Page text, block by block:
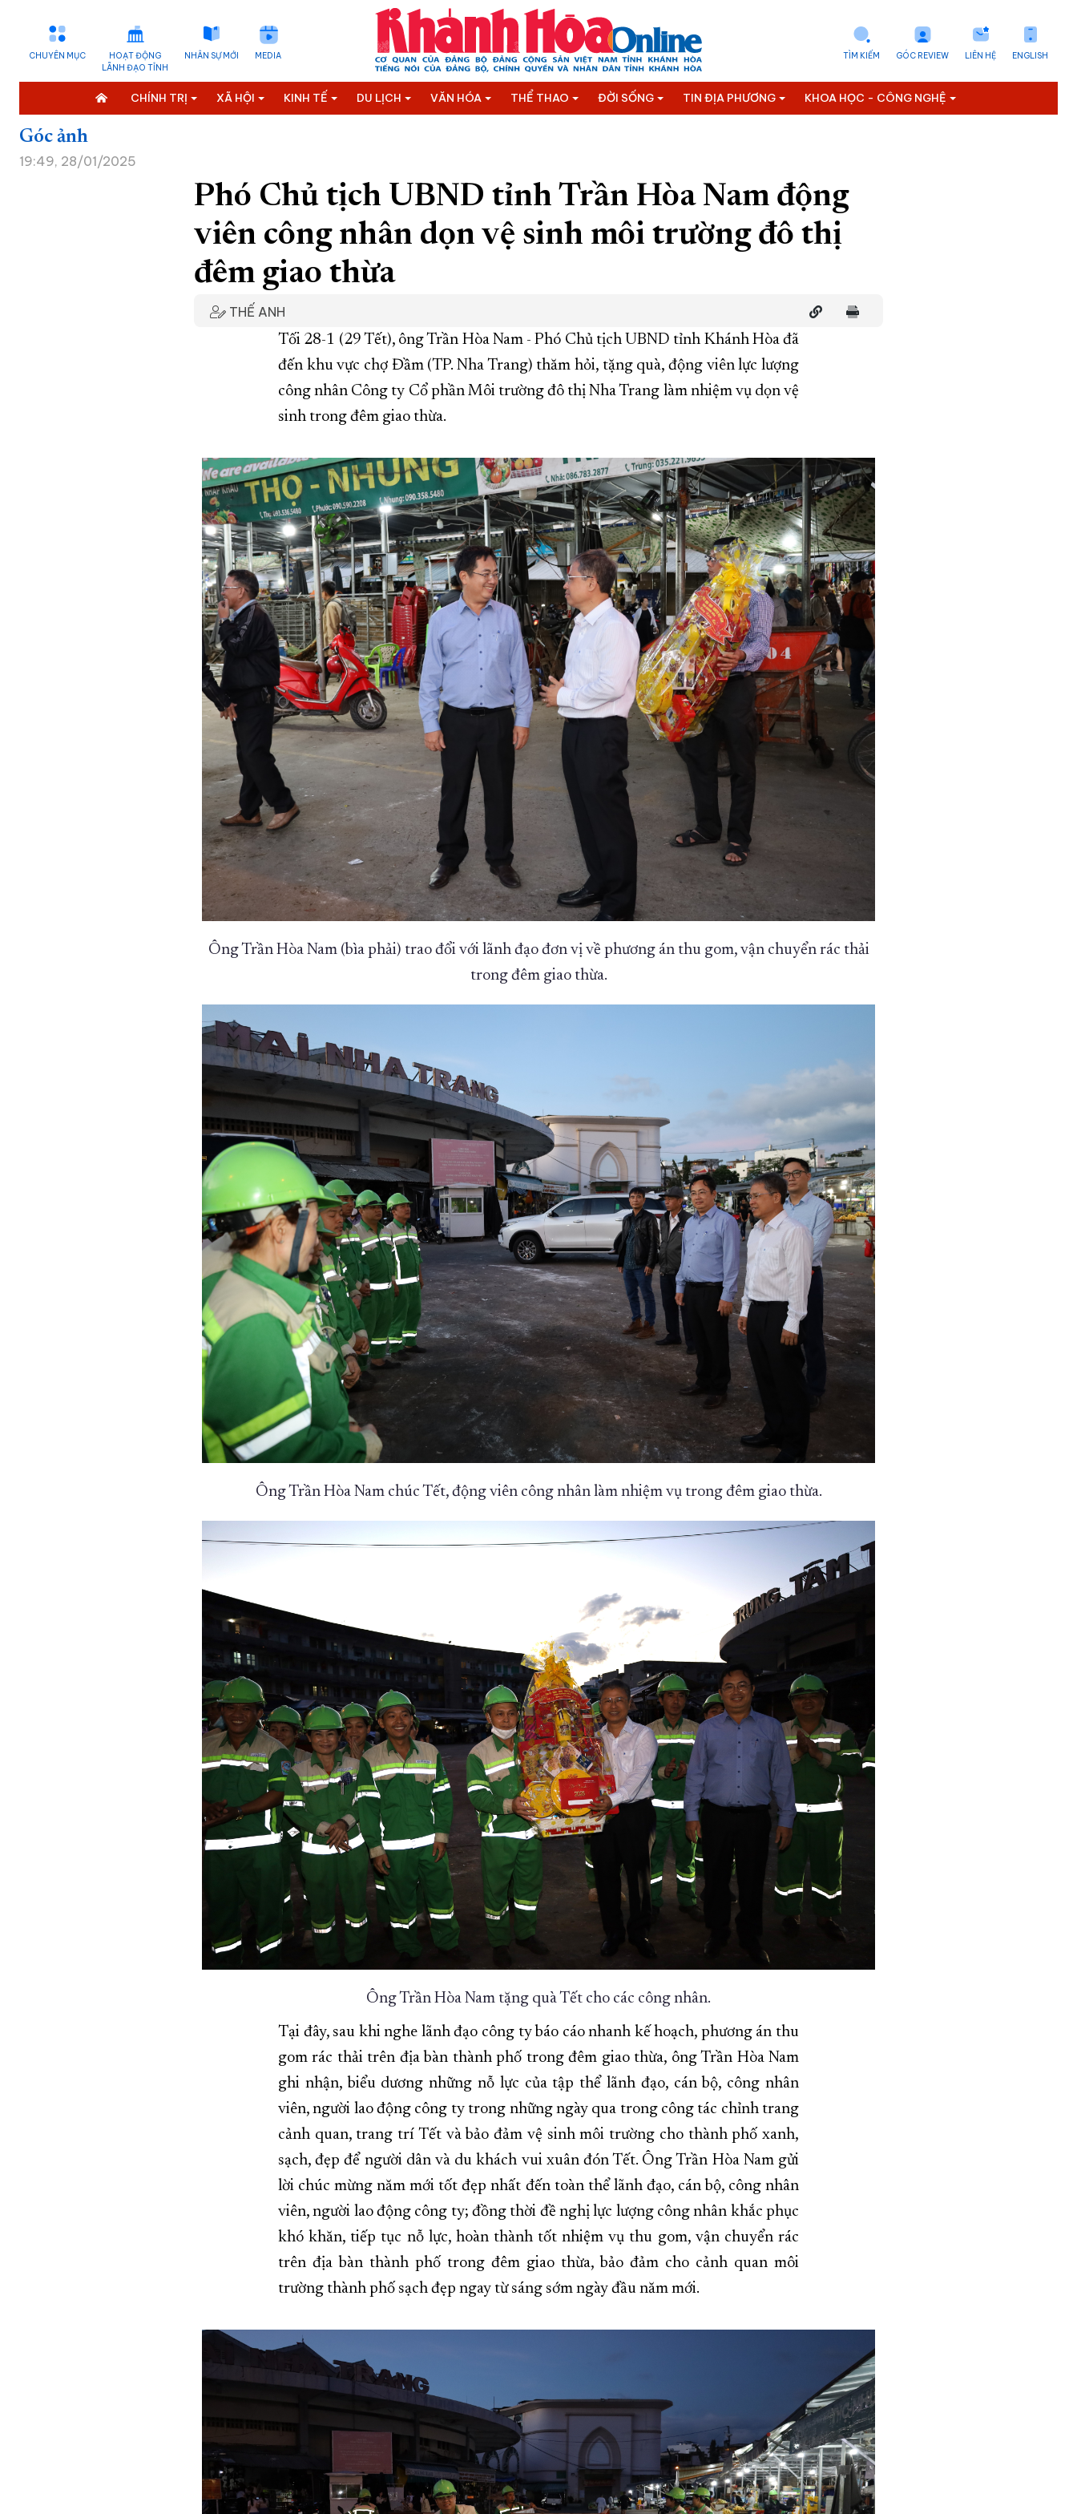
CHUYÊN MỤC
HOẠT ĐỘNG
LÃNH ĐẠO TỈNH
NHÂN SỰ MỚI MEDIA ENGLISH
LIÊN HỆ
GÓC REVIEW
TÌM KIẾM
CHÍNH TRỊ XÃ HỘI KINH TẾ DU LỊCH VĂN HÓA THỂ THAO ĐỜI SỐNG TIN ĐỊA PHƯƠNG KHOA HỌC - CÔNG NGHỆ
Góc ảnh
19:49, 28/01/2025
Phó Chủ tịch UBND tỉnh Trần Hòa Nam động
viên công nhân dọn vệ sinh môi trường đô thị
đêm giao thừa
THẾ ANH
Tối 28-1 (29 Tết), ông Trần Hòa Nam - Phó Chủ tịch UBND tỉnh Khánh Hòa đã
đến khu vực chợ Đầm (TP. Nha Trang) thăm hỏi, tặng quà, động viên lực lượng
công nhân Công ty Cổ phần Môi trường đô thị Nha Trang làm nhiệm vụ dọn vệ
sinh trong đêm giao thừa.
Ông Trần Hòa Nam (bìa phải) trao đổi với lãnh đạo đơn vị về phương án thu gom, vận chuyển rác thải
trong đêm giao thừa.
Ông Trần Hòa Nam chúc Tết, động viên công nhân làm nhiệm vụ trong đêm giao thừa.
Ông Trần Hòa Nam tặng quà Tết cho các công nhân.
Tại đây, sau khi nghe lãnh đạo công ty báo cáo nhanh kế hoạch, phương án thu
gom rác thải trên địa bàn thành phố trong đêm giao thừa, ông Trần Hòa Nam
ghi nhận, biểu dương những nỗ lực của tập thể lãnh đạo, cán bộ, công nhân
viên, người lao động công ty trong những ngày qua trong công tác chỉnh trang
cảnh quan, trang trí Tết và bảo đảm vệ sinh môi trường cho thành phố xanh,
sạch, đẹp để người dân và du khách vui xuân đón Tết. Ông Trần Hòa Nam gửi
lời chúc mừng năm mới tốt đẹp nhất đến toàn thể lãnh đạo, cán bộ, công nhân
viên, người lao động công ty; đồng thời đề nghị lực lượng công nhân khắc phục
khó khăn, tiếp tục nỗ lực, hoàn thành tốt nhiệm vụ thu gom, vận chuyển rác
trên địa bàn thành phố trong đêm giao thừa, bảo đảm cho cảnh quan môi
trường thành phố sạch đẹp ngay từ sáng sớm ngày đầu năm mới.